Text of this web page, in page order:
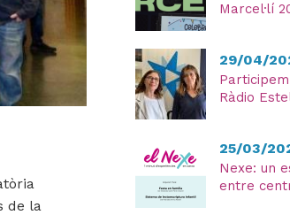
de la
Marcel·lí
29/04/
Ràdio
25/03/
Nexe: un
entre